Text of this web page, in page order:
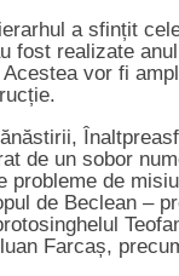
a sfințit
fost realizate
vor fi
de un sobor
probleme de
de Beclean –
Farcaș,